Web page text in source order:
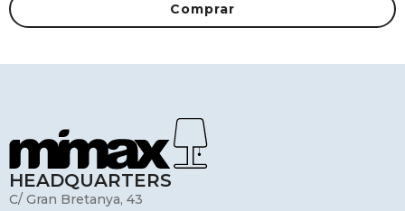
Comprar
HEADQUARTERS
C/ Gran Bretanya, 43